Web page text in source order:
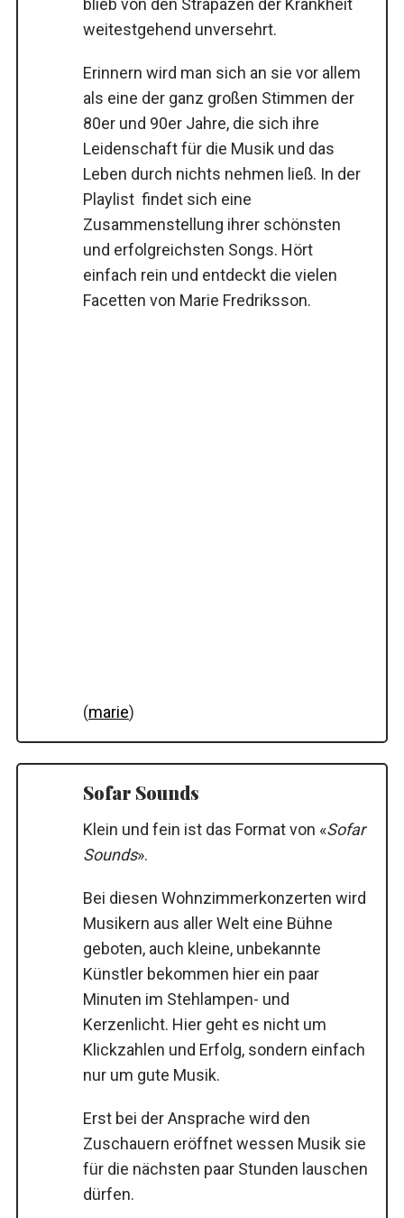
blieb von den Strapazen der Krankheit
weitestgehend unversehrt.
Erinnern wird man sich an sie vor allem
als eine der ganz großen Stimmen der
80er und 90er Jahre, die sich ihre
Leidenschaft für die Musik und das
Leben durch nichts nehmen ließ. In der
Playlist findet sich eine
Zusammenstellung ihrer schönsten
und erfolgreichsten Songs. Hört
einfach rein und entdeckt die vielen
Facetten von Marie Fredriksson.
(marie)
Sofar Sounds
Klein und fein ist das Format von «Sofar
Sounds».
Bei diesen Wohnzimmerkonzerten wird
Musikern aus aller Welt eine Bühne
geboten, auch kleine, unbekannte
Künstler bekommen hier ein paar
Minuten im Stehlampen- und
Kerzenlicht. Hier geht es nicht um
Klickzahlen und Erfolg, sondern einfach
nur um gute Musik.
Erst bei der Ansprache wird den
Zuschauern eröffnet wessen Musik sie
für die nächsten paar Stunden lauschen
dürfen.